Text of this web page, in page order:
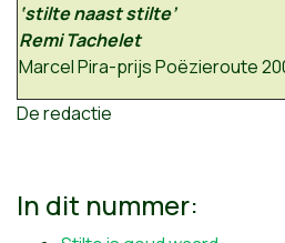
‘stilte naast stilte’
Remi Tachelet
Marcel Pira-prijs Poëzieroute
De redactie
In dit nummer: